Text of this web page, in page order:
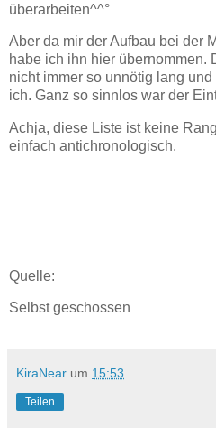
überarbeiten^^°
Aber da mir der Aufbau bei der
habe ich ihn hier übernommen.
nicht immer so unnötig lang
ich. Ganz so sinnlos war der
Achja, diese Liste ist keine
einfach antichronologisch.
Quelle:
Selbst geschossen
KiraNear um 15:53
Teilen